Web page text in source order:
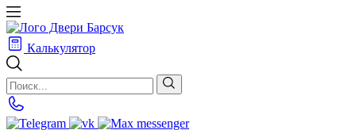
Калькулятор